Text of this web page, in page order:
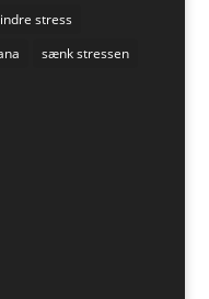
stress
sænk stressen